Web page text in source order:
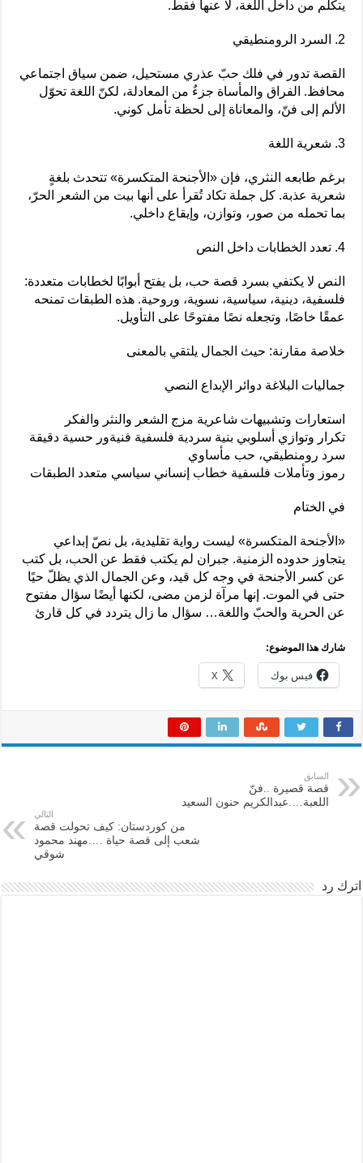
يتكلم من داخل اللغة، لا عنها فقط.
2. السرد الرومنطيقي
القصة تدور في فلك حبّ عذري مستحيل، ضمن سياق اجتماعي
محافظ. الفراق والمأساة جزءٌ من المعادلة، لكنّ اللغة تحوّل
الألم إلى فنّ، والمعاناة إلى لحظة تأمل كوني.
3. شعرية اللغة
برغم طابعه النثري، فإن «الأجنحة المتكسرة» تتحدث بلغةٍ
شعرية عذبة. كل جملة تكاد تُقرأ على أنها بيت من الشعر الحرّ،
بما تحمله من صور، وتوازن، وإيقاع داخلي.
4. تعدد الخطابات داخل النص
النص لا يكتفي بسرد قصة حب، بل يفتح أبوابًا لخطابات متعددة:
فلسفية، دينية، سياسية، نسوية، وروحية. هذه الطبقات تمنحه
عمقًا خاصًا، وتجعله نصًا مفتوحًا على التأويل.
خلاصة مقارنة: حيث الجمال يلتقي بالمعنى
جماليات البلاغة دوائر الإبداع النصي
استعارات وتشبيهات شاعرية مزج الشعر والنثر والفكر
تكرار وتوازي أسلوبي بنية سردية فلسفية فنيةور حسية دقيقة
سرد رومنطيقي، حب مأساوي
رموز وتأملات فلسفية خطاب إنساني سياسي متعدد الطبقات
في الختام
«الأجنحة المتكسرة» ليست رواية تقليدية، بل نصّ إبداعي
يتجاوز حدوده الزمنية. جبران لم يكتب فقط عن الحب، بل كتب
عن كسر الأجنحة في وجه كل قيد، وعن الجمال الذي يظلّ حيًا
حتى في الموت. إنها مرآة لزمن مضى، لكنها أيضًا سؤال مفتوح
عن الحرية والحبّ واللغة… سؤال ما زال يتردد في كل قارئ
شارك هذا الموضوع:
فيس بوك X
السابق
قصة قصيرة ..فنّ
اللعبة….عبدالكريم حنون السعيد
التالي
من كوردستان: كيف تحولت قصة
شعب إلى قصة حياة ….مهند محمود
شوقي
اترك رد